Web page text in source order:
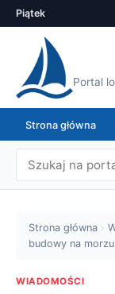
Piątek
Portal
Strona główna
Strona główna ›
budowy na morzu
WIADOMOŚCI